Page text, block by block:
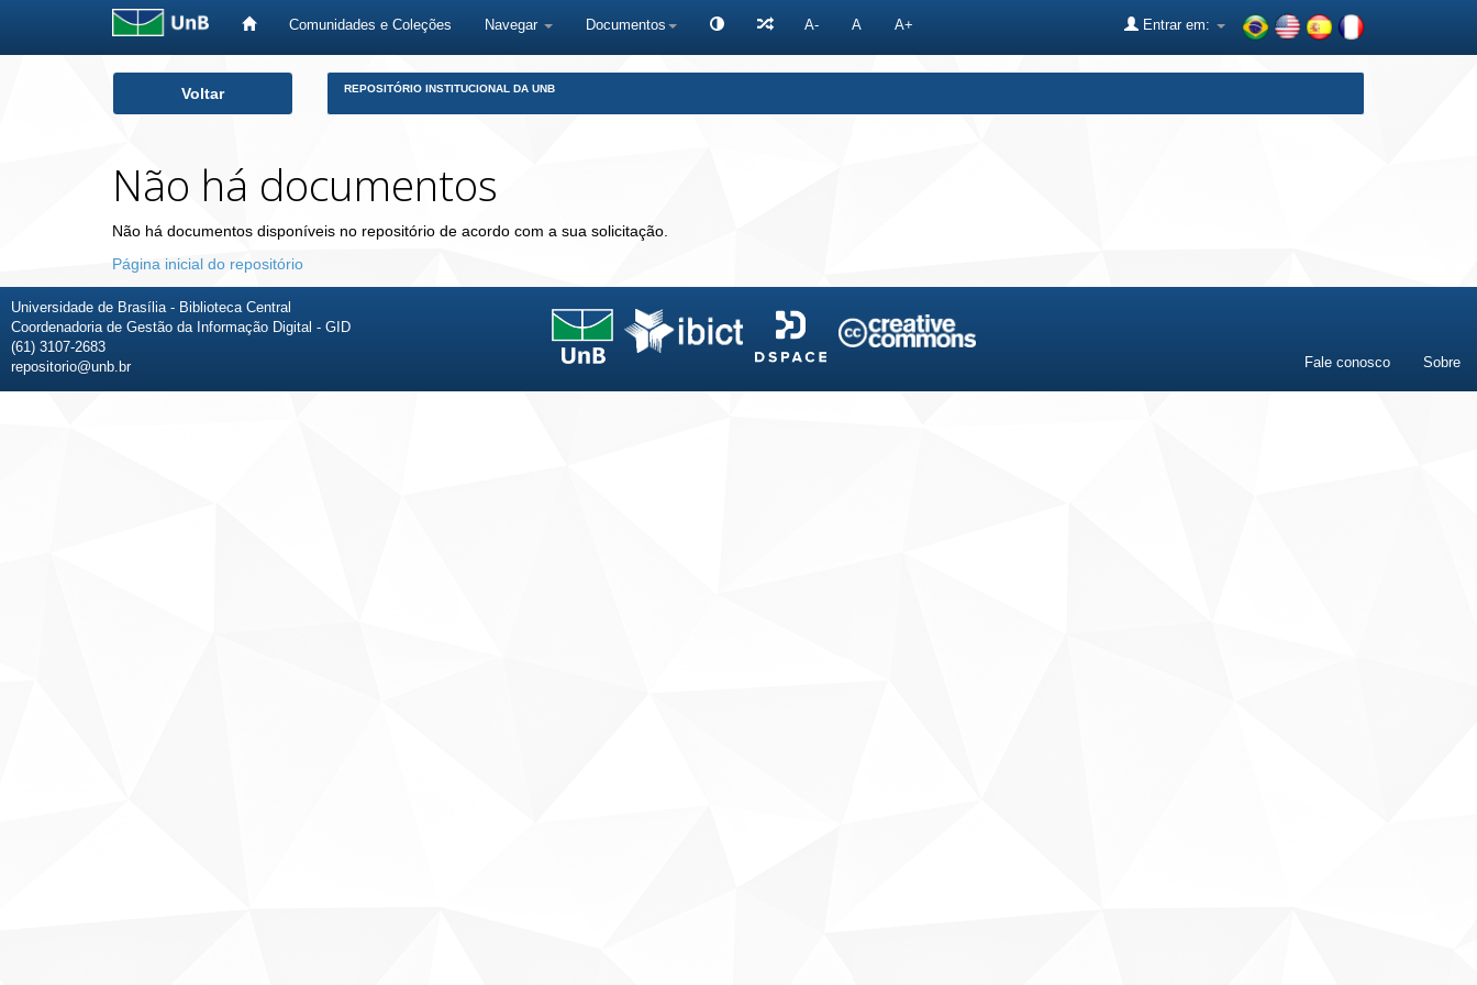
Comunidades e Coleções Navegar Documentos A- A A+ Entrar em:
Voltar REPOSITÓRIO INSTITUCIONAL DA UNB
Não há documentos
Não há documentos disponíveis no repositório de acordo com a sua solicitação.
Página inicial do repositório
Universidade de Brasília - Biblioteca Central
Coordenadoria de Gestão da Informação Digital - GID
(61) 3107-2683
repositorio@unb.br
Fale conosco Sobre